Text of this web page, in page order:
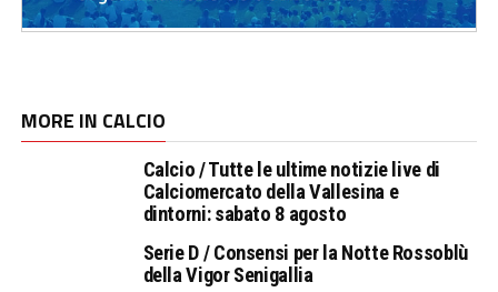
MORE IN CALCIO
Calcio / Tutte le ultime notizie live di
Calciomercato della Vallesina e
dintorni: sabato 8 agosto
Serie D / Consensi per la Notte Rossoblù
della Vigor Senigallia